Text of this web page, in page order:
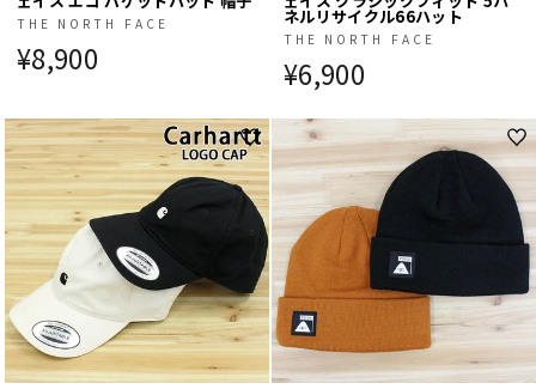
THE NORTH FACE
¥8,900
ネルリサイクル66ハット
THE NORTH FACE
¥6,900